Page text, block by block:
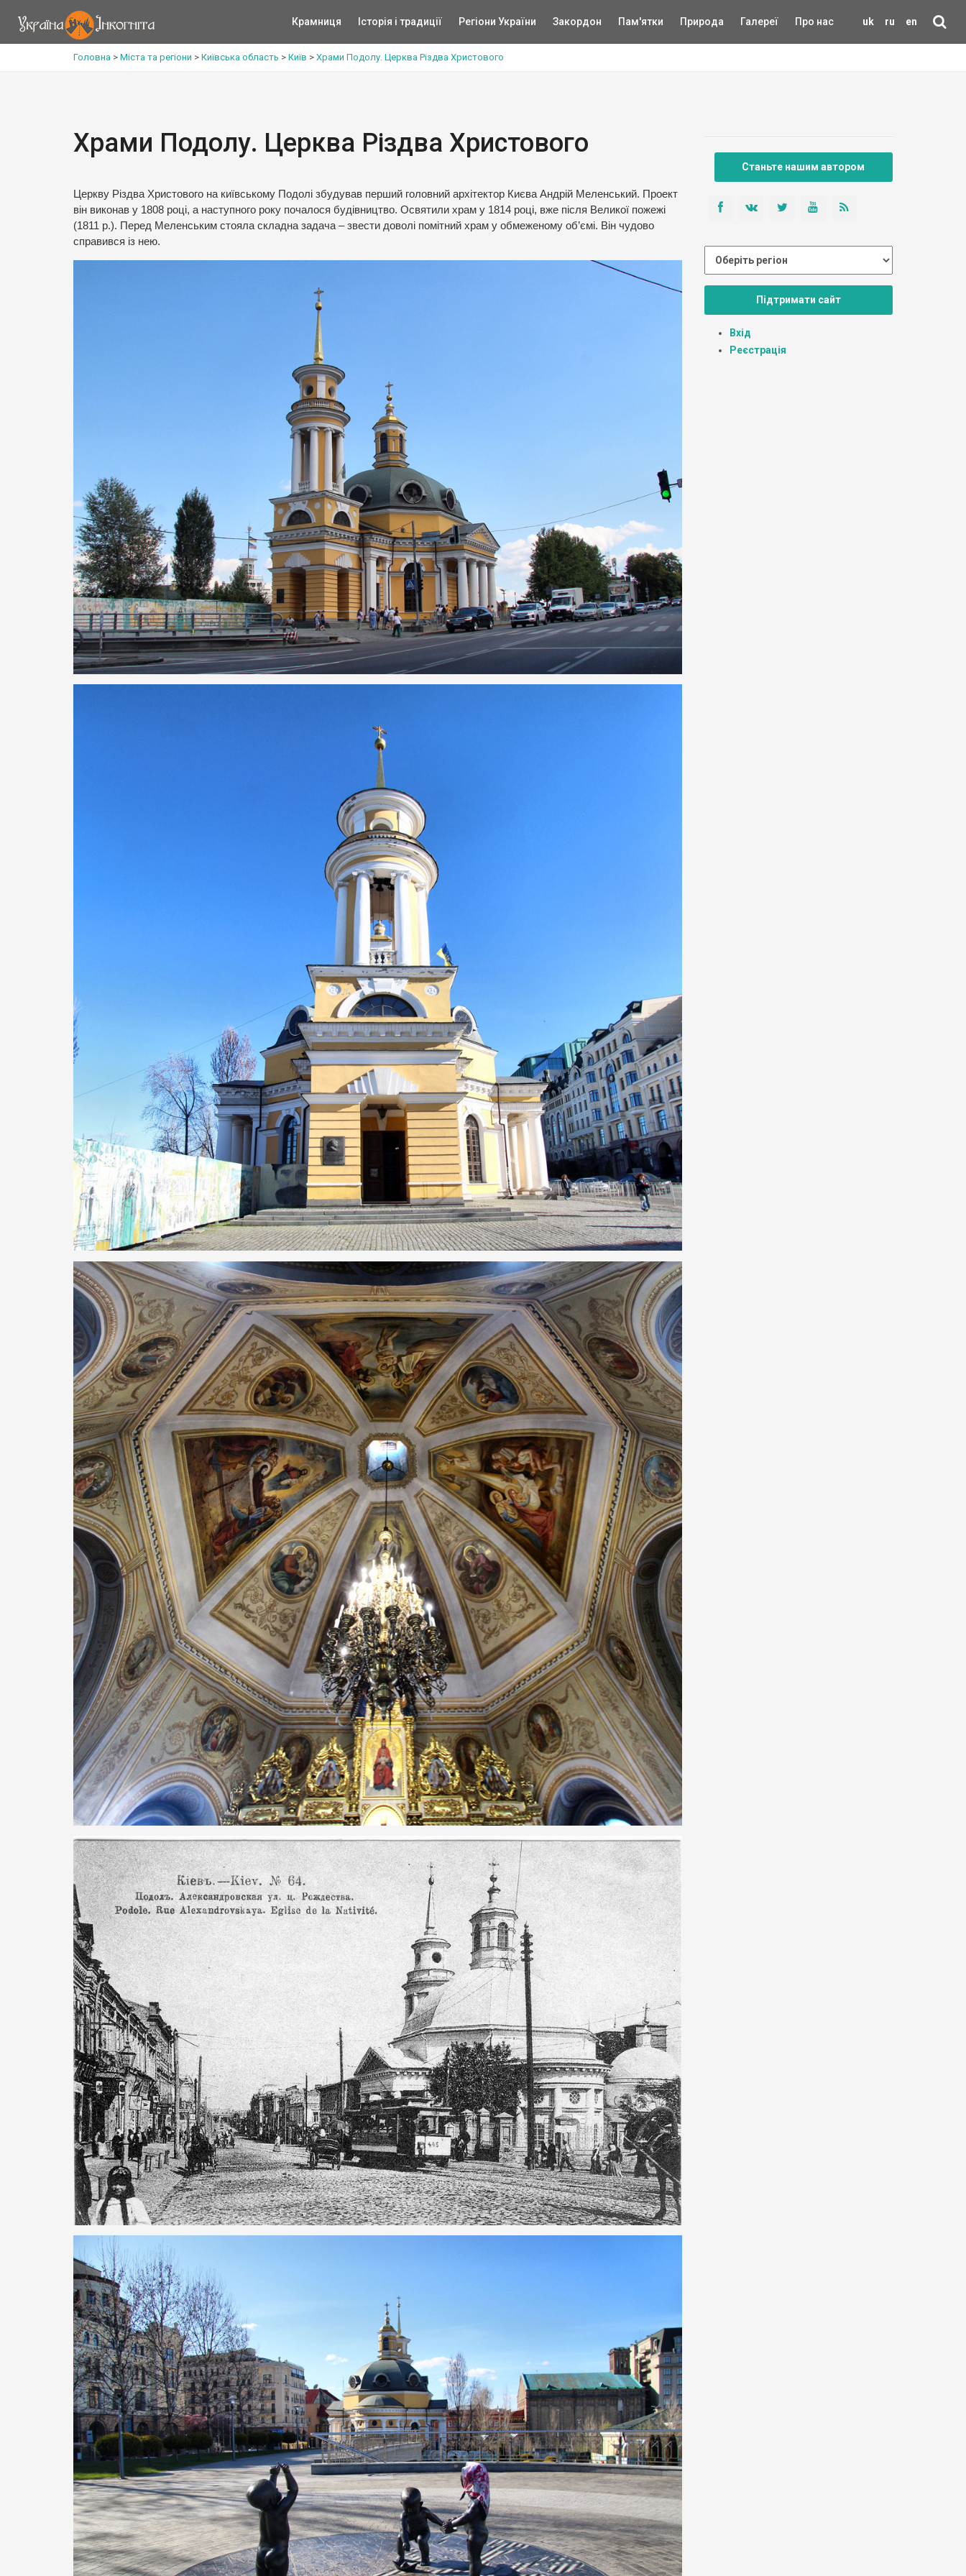
uk ru en
Крамниця Історія і традиції Регіони України Закордон Пам'ятки Природа Галереї Про нас
Головна > Міста та регіони > Київська область > Київ > Храми Подолу. Церква Різдва Христового
Храми Подолу. Церква Різдва Христового
Церкву Різдва Христового на київському Подолі збудував перший головний архітектор Києва Андрій Меленський. Проект
він виконав у 1808 році, а наступного року почалося будівництво. Освятили храм у 1814 році, вже після Великої пожежі
(1811 р.). Перед Меленським стояла складна задача – звести доволі помітний храм у обмеженому об’ємі. Він чудово
справився із нею.
Станьте нашим автором
Підтримати сайт
Вхід
Реєстрація